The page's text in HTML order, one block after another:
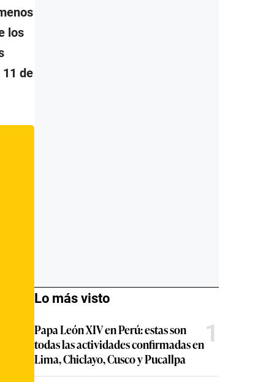
los
de
Lo más visto
Papa León XIV en Perú: estas son
todas las actividades confirmadas en
Lima, Chiclayo, Cusco y Pucallpa
1